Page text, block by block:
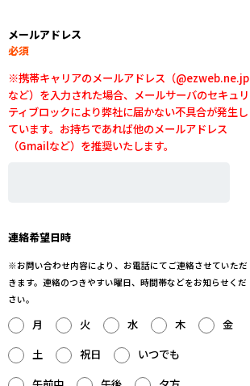
メールアドレス
必須
※携帯キャリアのメールアドレス（@ezweb.ne.jp
など）を入力された場合、メールサーバのセキュリ
ティブロックにより弊社に届かない不具合が発生し
ています。お持ちであれば他のメールアドレス
（Gmailなど）を推奨いたします。
連絡希望日時
※お問い合わせ内容により、お電話にてご連絡させていただ
きます。連絡のつきやすい曜日、時間帯などをお知らせくだ
さい。
月 火 水 木
金
土
祝日
いつでも